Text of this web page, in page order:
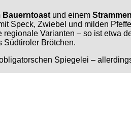
Bauerntoast und einem
Speck, Zwiebel und milden
Varianten – so ist etwa
Südtiroler Brötchen.
Spiegelei –